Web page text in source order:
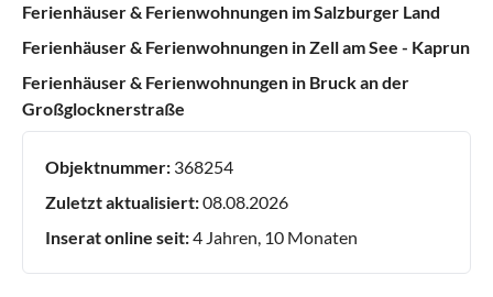
Ferienhäuser & Ferienwohnungen im Salzburger Land
Ferienhäuser & Ferienwohnungen in Zell am See - Kaprun
Ferienhäuser & Ferienwohnungen in Bruck an der
Großglocknerstraße
Objektnummer: 368254
Zuletzt aktualisiert:08.08.2026
Inserat online seit:4 Jahren, 10 Monaten